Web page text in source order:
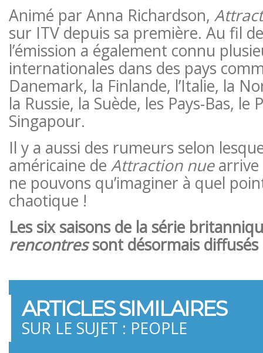
Animé par Anna Richardson,
sur ITV depuis sa première. Au fil
l’émission a également connu
internationales dans des pays
Danemark, la Finlande, l’Italie, la
la Russie, la Suède, les Pays-Bas, le
Singapour.
Il y a aussi des rumeurs selon
américaine de Attraction nuearrive
ne pouvons qu’imaginer à quel
chaotique !
Les six saisons de la série
rencontressont désormais
ARTICLES SIMILAIRES
SUR LE SUJET : PEOPLE